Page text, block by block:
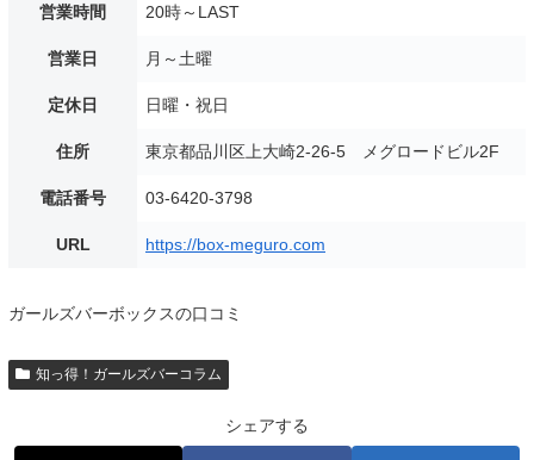
営業時間 20時～LAST
営業日 月～土曜
定休日 日曜・祝日
住所 東京都品川区上大崎2-26-5 メグロードビル2F
電話番号 03-6420-3798
URL https://box-meguro.com
ガールズバーボックスの口コミ
知っ得！ガールズバーコラム
シェアする